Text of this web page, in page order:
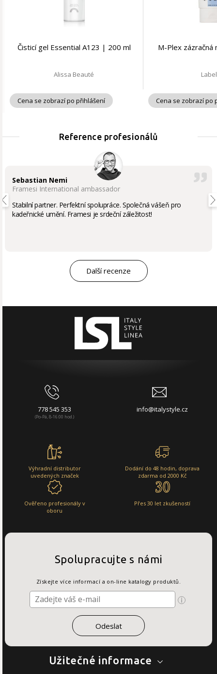
Čisticí gel Essential A123 | 200 ml
Alissa Beauté
Cena se zobrazí po přihlášení
M-Plex
Cena se zobrazí po
Reference profesionálů
Sebastian Nemi
Framesi International ambassador
Stabilní partner. Perfektní spolupráce. Společná vášeň pro
kadeřnické umění. Framesi je srdeční záležitost!
Další recenze
778 545 353
(Po-Pá, 8-16:00 hod.)
info@italystyle.cz
Výhradní distributor
uvedených značek
Dodání do 48 hodin, doprava
zdarma od 2000 Kč
Ověřeno profesionály v
oboru
Přes 30 let zkušeností
Užitečné informace
Spolupracujte s námi
Získejte více informací a on-line katalogy produktů.